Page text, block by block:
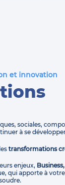
et innovation
sociales,
à se
transformations
enjeux,
qui apporte à